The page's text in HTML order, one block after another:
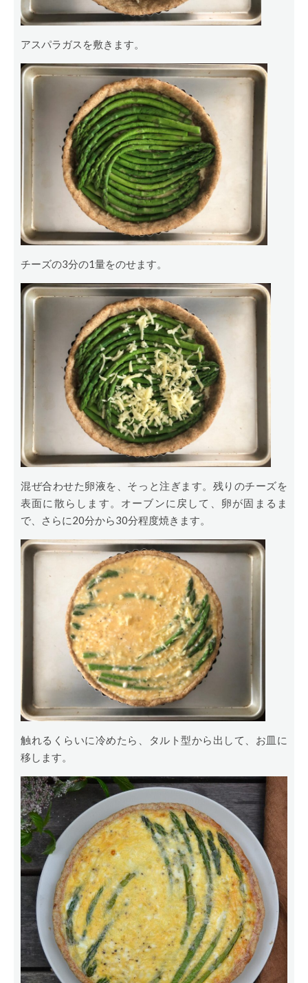
アスパラガスを敷きます。
チーズの3分の1量をのせます。
混ぜ合わせた卵液を、そっと注ぎます。残りのチーズを
表面に散らします。オーブンに戻して、卵が固まるま
で、さらに20分から30分程度焼きます。
触れるくらいに冷めたら、タルト型から出して、お皿に
移します。